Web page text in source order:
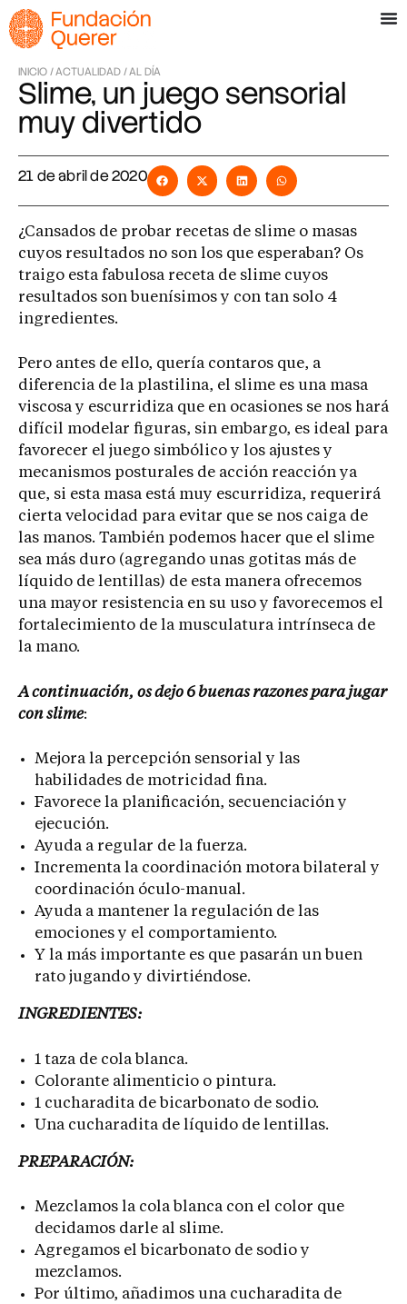
INICIO /ACTUALIDAD /AL DÍA
Slime, un juego sensorial
muy divertido
21 de abril de 2020
¿Cansados de probar recetas de slime o masas
cuyos resultados no son los que esperaban? Os
traigo esta fabulosa receta de slime cuyos
resultados son buenísimos y con tan solo 4
ingredientes.
Pero antes de ello, quería contaros que, a
diferencia de la plastilina, el slime es una masa
viscosa y escurridiza que en ocasiones se nos hará
difícil modelar figuras, sin embargo, es ideal para
favorecer el juego simbólico y los ajustes y
mecanismos posturales de acción reacción ya
que, si esta masa está muy escurridiza, requerirá
cierta velocidad para evitar que se nos caiga de
las manos. También podemos hacer que el slime
sea más duro (agregando unas gotitas más de
líquido de lentillas) de esta manera ofrecemos
una mayor resistencia en su uso y favorecemos el
fortalecimiento de la musculatura intrínseca de
la mano.
A continuación, os dejo 6 buenas razones para jugar
con slime:
Mejora la percepción sensorial y las
habilidades de motricidad fina.
Favorece la planificación, secuenciación y
ejecución.
Ayuda a regular de la fuerza.
Incrementa la coordinación motora bilateral y
coordinación óculo-manual.
Ayuda a mantener la regulación de las
emociones y el comportamiento.
Y la más importante es que pasarán un buen
rato jugando y divirtiéndose.
INGREDIENTES:
1 taza de cola blanca.
Colorante alimenticio o pintura.
1 cucharadita de bicarbonato de sodio.
Una cucharadita de líquido de lentillas.
PREPARACIÓN:
Mezclamos la cola blanca con el color que
decidamos darle al slime.
Agregamos el bicarbonato de sodio y
mezclamos.
Por último, añadimos una cucharadita de